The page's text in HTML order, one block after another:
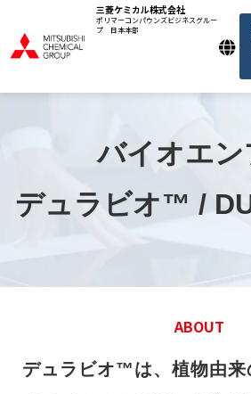
三菱ケミカル株式会社
ポリマーコンパウンズビジネスグルー
プ 日本本部
我々の強み
用途例一覧
機能・トレンド記事
バイオエン
デュラビオ™ /
ABOUT
デュラビオ™は、植物由来